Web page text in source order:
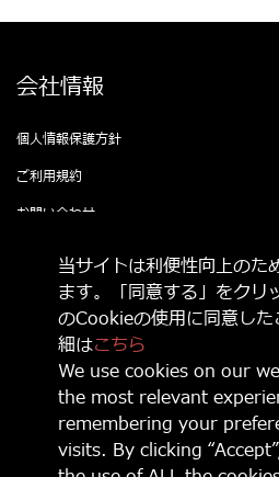
当サイトは利便性向上のた
ます。「同意する」をクリ
のCookieの使用に同意し
細はこちら
We use cookies on our
the most relevant
remembering your
visits. By clicking
会社情報
個人情報保護方針
ご利用規約
お問い合わせ
公式SNSをフォローして
よう！
© 2021 Game Source Entertainment All
”, “PlayStation, “ ” and “
” are
trademarks of Sony Interactive
Nintendo Switch is a trademark of